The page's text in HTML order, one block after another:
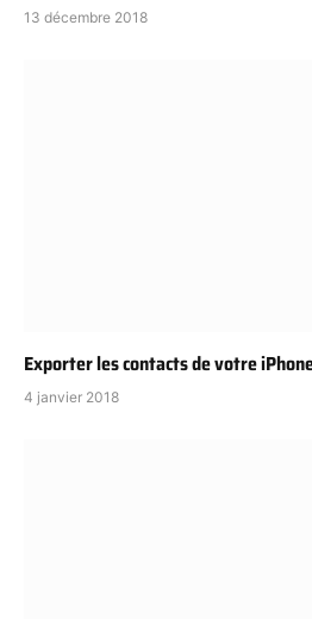
13 décembre 2018
Exporter les contacts de votre
4 janvier 2018